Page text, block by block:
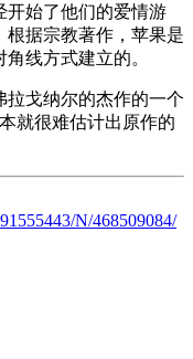
开始了他们的爱情游
根据宗教著作，苹果是
线方式建立的。
戈纳尔的杰作的一个
就很难估计出原作的
N/468509084/